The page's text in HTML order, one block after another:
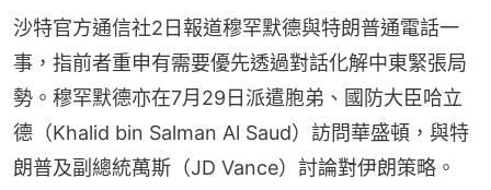
沙特官方通信社2日報道穆罕默德與特朗普通電話一
事，指前者重申有需要優先透過對話化解中東緊張局
勢。穆罕默德亦在7月29日派遣胞弟、國防大臣哈立
德（Khalid bin Salman Al Saud）訪問華盛頓，與特
朗普及副總統萬斯（JD Vance）討論對伊朗策略。